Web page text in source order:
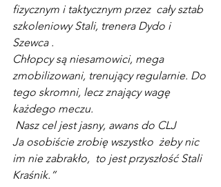
fizycznym i taktycznym przez  cały sztab
szkoleniowy Stali, trenera Dydo i
Szewca .
Chłopcy są niesamowici, mega
zmobilizowani, trenujący regularnie. Do
tego skromni, lecz znający wagę
każdego meczu.
Nasz cel jest jasny, awans do CLJ
Ja osobiście zrobię wszystko  żeby nic
im nie zabrakło,  to jest przyszłość Stali
Kraśnik.”